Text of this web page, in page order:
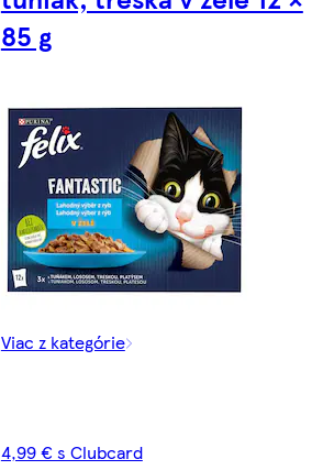
85 g
Viac z kategórie
4,99 € s Clubcard